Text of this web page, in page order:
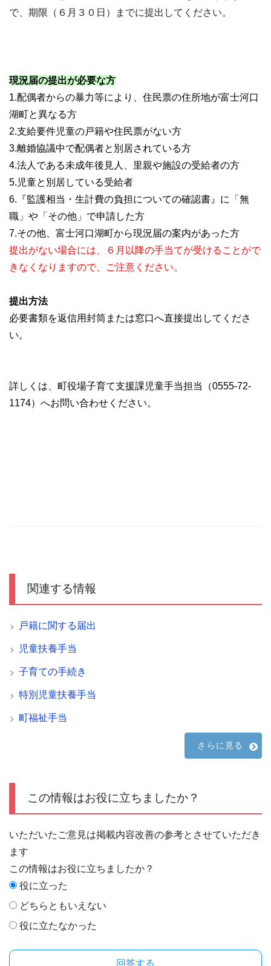
で、期限（６月３０日）までに提出してください。
現況届の提出が必要な方
1.配偶者からの暴力等により、住民票の住所地が富士河口
湖町と異なる方
2.支給要件児童の戸籍や住民票がない方
3.離婚協議中で配偶者と別居されている方
4.法人である未成年後見人、里親や施設の受給者の方
5.児童と別居している受給者
6.『監護相当・生計費の負担についての確認書』に「無
職」や「その他」で申請した方
7.その他、富士河口湖町から現況届の案内があった方
提出がない場合には、６月以降の手当てが受けることがで
きなくなりますので、ご注意ください。
提出方法
必要書類を返信用封筒または窓口へ直接提出してくださ
い。
詳しくは、町役場子育て支援課児童手当担当（0555-72-
1174）へお問い合わせください。
関連する情報
戸籍に関する届出
児童扶養手当
子育ての手続き
特別児童扶養手当
町福祉手当
さらに見る
この情報はお役に立ちましたか？
いただいたご意見は掲載内容改善の参考とさせていただき
ます
この情報はお役に立ちましたか？
役に立った
どちらともいえない
役に立たなかった